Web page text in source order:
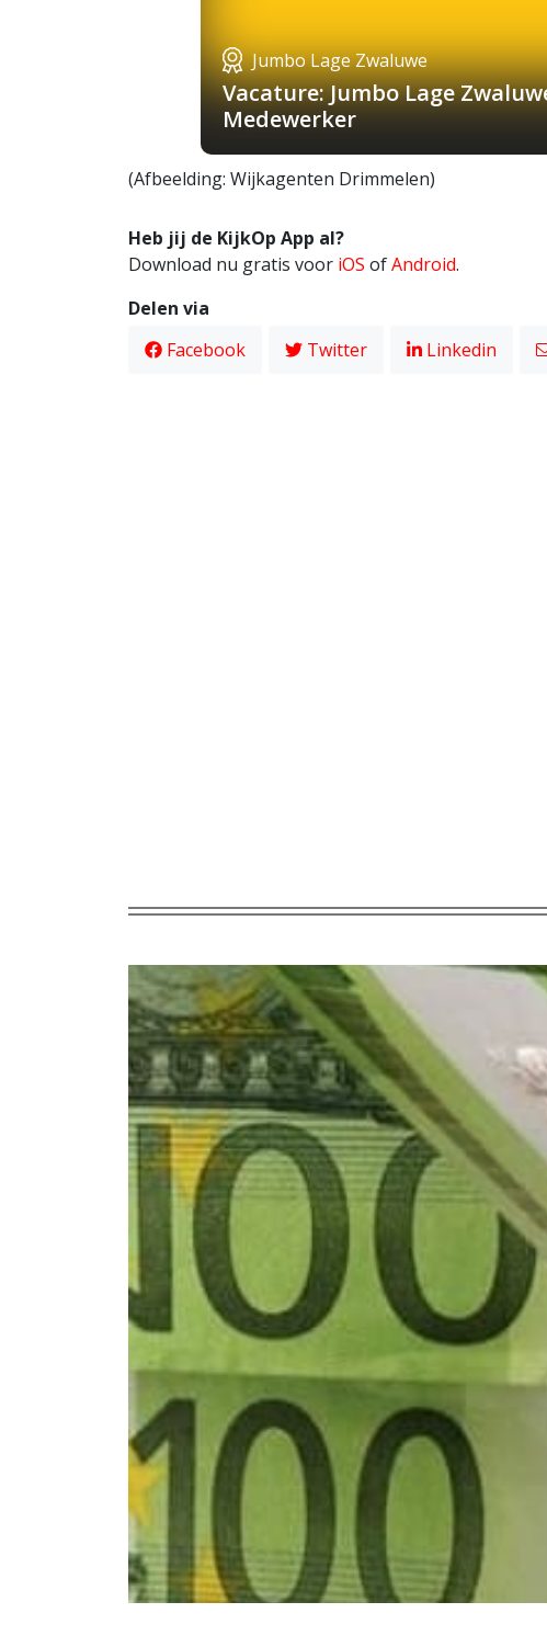
Jumbo Lage Zwaluwe
Vacature: Jumbo Lage
Medewerker
(Afbeelding: Wijkagenten Drimmelen)
Heb jij de KijkOp App al?
Download nu gratis voor iOS ofAndroid.
Delen via
Facebook
Twitter Linkedin